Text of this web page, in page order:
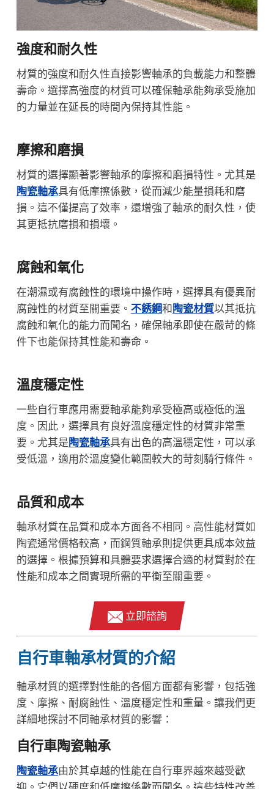
強度和耐久性
材質的強度和耐久性直接影響軸承的負載能力和整體
壽命。選擇高強度的材質可以確保軸承能夠承受施加
的力量並在延長的時間內保持其性能。
摩擦和磨損
材質的選擇顯著影響軸承的摩擦和磨損特性。尤其是
陶瓷軸承具有低摩擦係數，從而減少能量損耗和磨
損。這不僅提高了效率，還增強了軸承的耐久性，使
其更抵抗磨損和損壞。
腐蝕和氧化
在潮濕或有腐蝕性的環境中操作時，選擇具有優異耐
腐蝕性的材質至關重要。 不銹鋼和 陶瓷材質以其抵抗
腐蝕和氧化的能力而聞名，確保軸承即使在嚴苛的條
件下也能保持其性能和壽命。
溫度穩定性
一些自行車應用需要軸承能夠承受極高或極低的溫
度。因此，選擇具有良好溫度穩定性的材質非常重
要。尤其是 陶瓷軸承具有出色的高溫穩定性，可以承
受低溫，適用於溫度變化範圍較大的苛刻騎行條件。
品質和成本
軸承材質在品質和成本方面各不相同。高性能材質如
陶瓷通常價格較高，而鋼質軸承則提供更具成本效益
的選擇。根據預算和具體要求選擇合適的材質對於在
性能和成本之間實現所需的平衡至關重要。
立即諮詢
自行車軸承材質的介紹
軸承材質的選擇對性能的各個方面都有影響，包括強
度、摩擦、耐腐蝕性、溫度穩定性和重量。讓我們更
詳細地探討不同軸承材質的影響：
自行車陶瓷軸承
陶瓷軸承由於其卓越的性能在自行車界越來越受歡